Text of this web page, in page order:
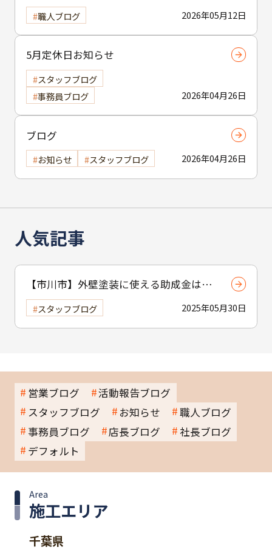
2026年05月12日
職人ブログ
5月定休日お知らせ
2026年04月26日
スタッフブログ
事務員ブログ
ブログ
2026年04月26日
お知らせ スタッフブログ
人気記事
【市川市】外壁塗装に使える助成金はあ
る？ 補助制度と費用を抑えるコツを紹介2025年05月30日
スタッフブログ
営業ブログ
活動報告ブログ
スタッフブログ
お知らせ
職人ブログ
事務員ブログ
店長ブログ
社長ブログ
デフォルト
施工エリア
Area
千葉県